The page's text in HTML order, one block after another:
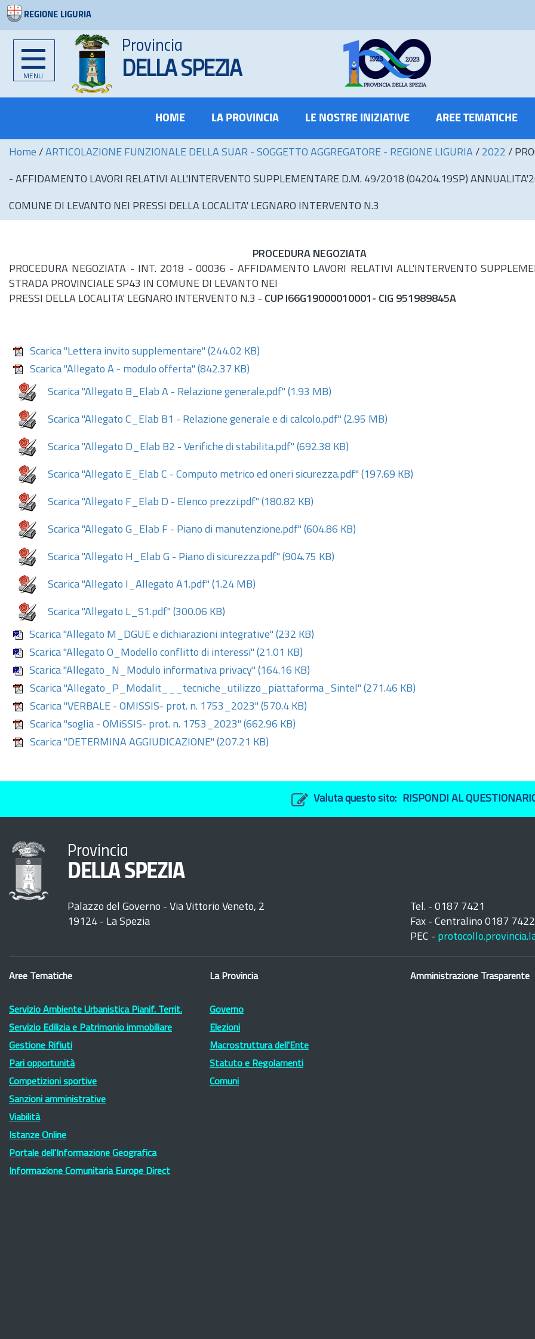
REGIONE LIGURIA
MENU
Provincia
DELLA SPEZIA
HOME LA PROVINCIA LE NOSTRE INIZIATIVE AREE TEMATICHE
Home / ARTICOLAZIONE FUNZIONALE DELLA SUAR - SOGGETTO AGGREGATORE - REGIONE LIGURIA / 2022 /
- AFFIDAMENTO LAVORI RELATIVI ALL'INTERVENTO SUPPLEMENTARE D.M. 49/2018 (04204.19SP)
COMUNE DI LEVANTO NEI PRESSI DELLA LOCALITA' LEGNARO INTERVENTO N.3
PROCEDURA NEGOZIATA
PROCEDURA NEGOZIATA - INT. 2018 - 00036 - AFFIDAMENTO LAVORI RELATIVI ALL'INTERVENTO
STRADA PROVINCIALE SP43 IN COMUNE DI LEVANTO NEI
PRESSI DELLA LOCALITA' LEGNARO INTERVENTO N.3 - CUP I66G19000010001- CIG 951989845A
Scarica "Lettera invito supplementare" (244.02 KB)
Scarica "Allegato A - modulo offerta" (842.37 KB)
Scarica "Allegato B_Elab A - Relazione generale.pdf" (1.93 MB)
Scarica "Allegato C_Elab B1 - Relazione generale e di calcolo.pdf" (2.95 MB)
Scarica "Allegato D_Elab B2 - Verifiche di stabilita.pdf" (692.38 KB)
Scarica "Allegato E_Elab C - Computo metrico ed oneri sicurezza.pdf" (197.69 KB)
Scarica "Allegato F_Elab D - Elenco prezzi.pdf" (180.82 KB)
Scarica "Allegato G_Elab F - Piano di manutenzione.pdf" (604.86 KB)
Scarica "Allegato H_Elab G - Piano di sicurezza.pdf" (904.75 KB)
Scarica "Allegato I_Allegato A1.pdf" (1.24 MB)
Scarica "Allegato L_S1.pdf" (300.06 KB)
Scarica "Allegato M_DGUE e dichiarazioni integrative" (232 KB)
Scarica "Allegato O_Modello conflitto di interessi" (21.01 KB)
Scarica "Allegato_N_Modulo informativa privacy" (164.16 KB)
Scarica "Allegato_P_Modalit___tecniche_utilizzo_piattaforma_Sintel" (271.46 KB)
Scarica "VERBALE - OMISSIS- prot. n. 1753_2023" (570.4 KB)
Scarica "soglia - OMiSSIS- prot. n. 1753_2023" (662.96 KB)
Scarica "DETERMINA AGGIUDICAZIONE" (207.21 KB)
Valuta questo sito: RISPONDI AL
Provincia
DELLA SPEZIA
Palazzo del Governo - Via Vittorio Veneto, 2
19124 - La Spezia
Tel. - 0187 7421
Fax - Centralino 0187
PEC -
Aree Tematiche
Servizio Ambiente Urbanistica Pianif. Territ.
Servizio Edilizia e Patrimonio immobiliare
Gestione Rifiuti
Pari opportunità
Competizioni sportive
Sanzioni amministrative
Viabilità
Istanze Online
Portale dell'Informazione Geografica
Informazione Comunitaria Europe Direct
La Provincia
Governo
Elezioni
Macrostruttura dell'Ente
Statuto e Regolamenti
Comuni
Amministrazione Trasparente